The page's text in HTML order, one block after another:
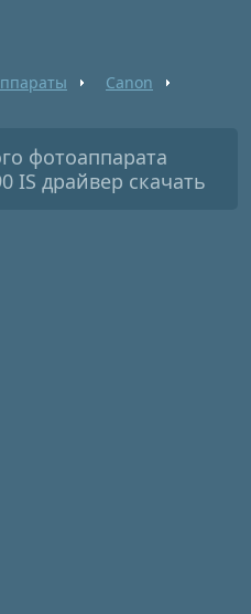
Canon
фотоаппарата
IS драйвер скачать